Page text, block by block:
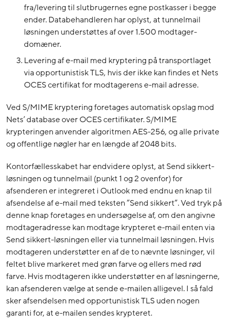
fra/levering til slutbrugernes egne postkasser i begge
ender. Databehandleren har oplyst, at tunnelmail
løsningen understøttes af over 1.500 modtager-
domæner.
Levering af e-mail med kryptering på transportlaget
via opportunistisk TLS, hvis der ikke kan findes et Nets
OCES certifikat for modtagerens e-mail adresse.
Ved S/MIME kryptering foretages automatisk opslag mod
Nets’ database over OCES certifikater. S/MIME
krypteringen anvender algoritmen AES-256, og alle private
og offentlige nøgler har en længde af 2048 bits.
Kontorfællesskabet har endvidere oplyst, at Send sikkert-
løsningen og tunnelmail (punkt 1 og 2 ovenfor) for
afsenderen er integreret i Outlook med endnu en knap til
afsendelse af e-mail med teksten ”Send sikkert”. Ved tryk på
denne knap foretages en undersøgelse af, om den angivne
modtageradresse kan modtage krypteret e-mail enten via
Send sikkert-løsningen eller via tunnelmail løsningen. Hvis
modtageren understøtter en af de to nævnte løsninger, vil
feltet blive markeret med grøn farve og ellers med rød
farve. Hvis modtageren ikke understøtter en af løsningerne,
kan afsenderen vælge at sende e-mailen alligevel. I så fald
sker afsendelsen med opportunistisk TLS uden nogen
garanti for, at e-mailen sendes krypteret.